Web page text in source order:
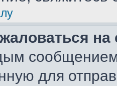
сообщением
для